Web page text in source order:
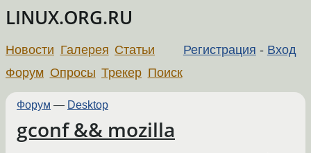
LINUX.ORG.RU
Регистрация - Вход
Новости Галерея Статьи
Форум Опросы Трекер Поиск
Форум — Desktop
gconf && mozilla